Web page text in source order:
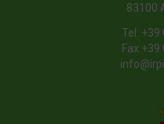
83100
Tel: +39
Fax